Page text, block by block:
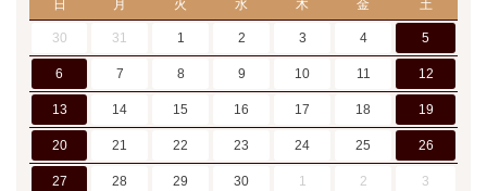
日 月 火 水 木 金 土
30 31 1 2 3 4 5
6 7 8 9 10 11 12
13 14 15 16 17 18 19
20 21 22 23 24 25 26
27 28 29 30 1 2 3